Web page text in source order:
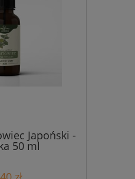
Japoński -
50 ml